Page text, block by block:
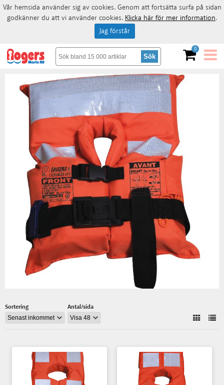
0
Sortering Antal/sida
Vår hemsida använder sig av cookies. Genom att fortsätta surfa på sidan
godkänner du att vi använder cookies. Klicka här för mer information.
Jag förstår